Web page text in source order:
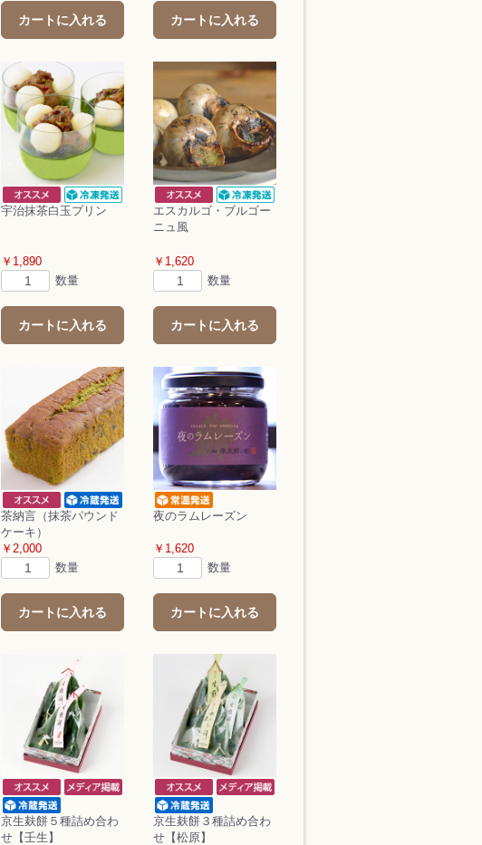
カートに入れる カートに入れる
宇治抹茶白玉プリン
￥1,890
数量
カートに入れる
エスカルゴ・ブルゴー
ニュ風
￥1,620
数量
カートに入れる
茶納言（抹茶パウンド
ケーキ）
￥2,000
数量
カートに入れる
夜のラムレーズン
￥1,620
数量
カートに入れる
京生麸餅５種詰め合わ
せ【壬生】
京生麸餅３種詰め合わ
せ【松原】